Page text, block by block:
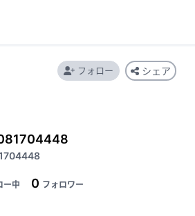
ー中 0 フォロワー
フォロー シェア